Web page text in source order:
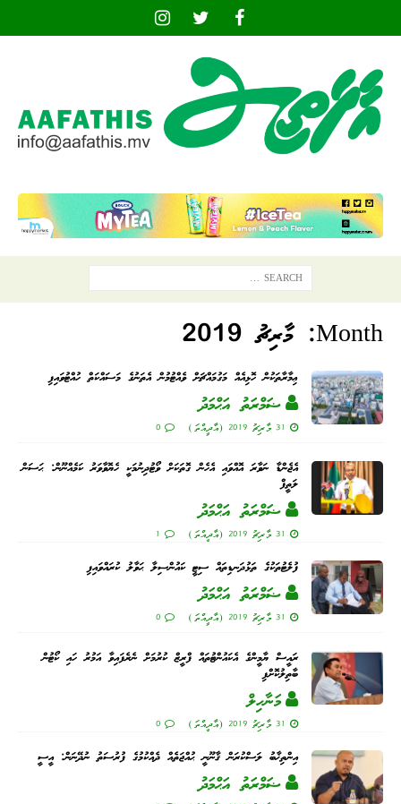
Month: މާރިޗު 2019
ޢިމާރާތަކުން ހޮޅިއެއް މަގުމައްޗަށް ވެއްޓުމުން އެތަނުގެ މަސައްކަތް ހުއްޓުވައިފި
ޟަމްރަތު އަޙްމަދު
31 މާރިޗު 2019 (އާދީއްތަ) 0
އެޖެންޑާ ނަވާރަ އޮއްވައި އެހެން ގޮތަކަށް ވޯޓުދިނުމަކީ ހެޔޮވާވަރު ކަމެއްނޫން: ޙަސަން
ލަތީފް
ޟަމްރަތު އަޙްމަދު
31 މާރިޗު 2019 (އާދީއްތަ) 1
ފުލެޓުތަކުގެ ތަޅުދަނޑިތައް ސިޓީ ކައުންސިލާ ޙަވާލު ކުރައްވައިފި
ޟަމްރަތު އަޙްމަދު
31 މާރިޗު 2019 (އާދީއްތަ) 0
ރައީސް ޔާމީންގެ އެކައުންޓުތައް ފްރީޒް ކުރުމަށް ނެރެފައިވާ އަމުރު ހައި ކޯޓުން
ބާތިލުކޮށްފި
މަނާހިލް
31 މާރިޗު 2019 (އާދީއްތަ) 0
އިންތިޚާބު ލަސްކުރަން ޤާނޫނީ ޙުއްޖަތެއް ދެއްކުމުގެ ފުރުސަތު ނުދޭނަން: އީސީ
ޟަމްރަތު އަޙްމަދު